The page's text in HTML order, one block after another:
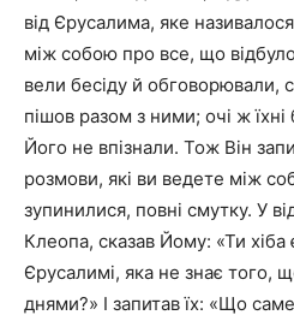
від Єрусалима, яке
між собою про все, що
вели бесіду й обговорювали,
пішов разом з ними; очі ж
Його не впізнали. Тож Він
розмови, які ви ведете між
зупинилися, повні смутку. У
Клеопа, сказав Йому: «Ти
Єрусалимі, яка не знає того,
днями?» І запитав їх: «Що